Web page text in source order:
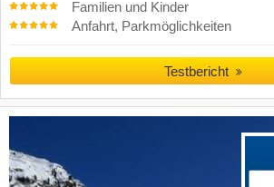
Familien und Kinder
Anfahrt, Parkmöglichkeiten
Testbericht